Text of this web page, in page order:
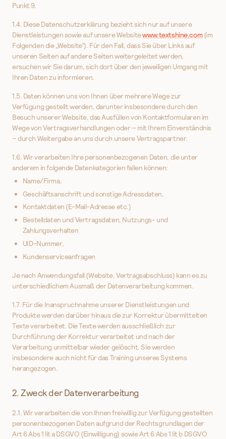
Punkt 9.
1.4. Diese Datenschutzerklärung bezieht sich nur auf unsere
Dienstleistungen sowie auf unsere Websitewww.textshine.com (im
Folgenden die „Website“). Für den Fall, dass Sie über Links auf
unseren Seiten auf andere Seiten weitergeleitet werden,
ersuchen wir Sie darum, sich dort über den jeweiligen Umgang mit
Ihren Daten zu informieren.
1.5. Daten können uns von Ihnen über mehrere Wege zur
Verfügung gestellt werden, darunter insbesondere durch den
Besuch unserer Website, das Ausfüllen von Kontaktformularen im
Wege von Vertragsverhandlungen oder – mit Ihrem Einverständnis
– durch Weitergabe an uns durch unsere Vertragspartner.
1.6. Wir verarbeiten Ihre personenbezogenen Daten, die unter
anderem in folgende Datenkategorien fallen können:
Name/Firma,
Geschäftsanschrift und sonstige Adressdaten,
Kontaktdaten (E-Mail-Adresse etc.)
Bestelldaten und Vertragsdaten, Nutzungs- und
Zahlungsverhalten
UID-Nummer,
Kundenserviceanfragen
Je nach Anwendungsfall (Website, Vertragsabschluss) kann es zu
unterschiedlichem Ausmaß der Datenverarbeitung kommen.
1.7. Für die Inanspruchnahme unserer Dienstleistungen und
Produkte werden darüber hinaus die zur Korrektur übermittelten
Texte verarbeitet. Die Texte werden ausschließlich zur
Durchführung der Korrektur verarbeitet und nach der
Verarbeitung unmittelbar wieder gelöscht. Sie werden
insbesondere auch nicht für das Training unseres Systems
herangezogen.
2. Zweck der Datenverarbeitung
2.1. Wir verarbeiten die von Ihnen freiwillig zur Verfügung gestellten
personenbezogenen Daten aufgrund der Rechtsgrundlagen der
Art 6 Abs 1 lit a DSGVO (Einwilligung) sowie Art 6 Abs 1 lit b DSGVO